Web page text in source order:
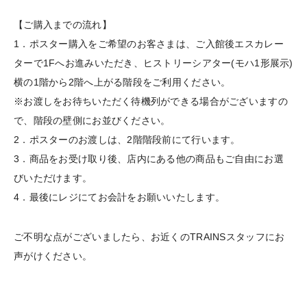
【ご購入までの流れ】
1．ポスター購入をご希望のお客さまは、ご入館後エスカレー
ターで1Fへお進みいただき、ヒストリーシアター(モハ1形展示)
横の1階から2階へ上がる階段をご利用ください。
※お渡しをお待ちいただく待機列ができる場合がございますの
で、階段の壁側にお並びください。
2．ポスターのお渡しは、2階階段前にて行います。
3．商品をお受け取り後、店内にある他の商品もご自由にお選
びいただけます。
4．最後にレジにてお会計をお願いいたします。
ご不明な点がございましたら、お近くのTRAINSスタッフにお
声がけください。